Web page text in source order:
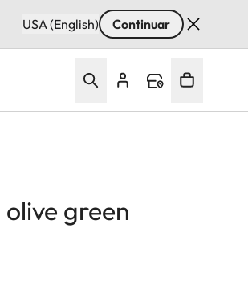
USA (English) Continuar
green